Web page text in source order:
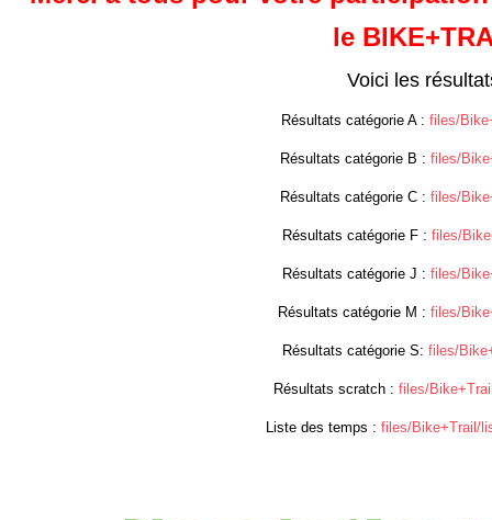
le
Voici les
Résultats catégorie A : files/
Résultats catégorie B : files/
Résultats catégorie C : files/
Résultats catégorie F : files/
Résultats catégorie J : files/
Résultats catégorie M : files/
Résultats catégorie S: files/
Résultats scratch : files/
Liste des temps : files/Bike+Trail/